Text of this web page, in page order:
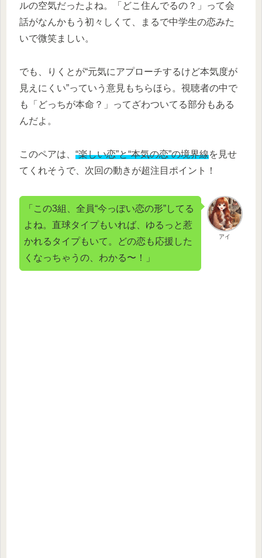
ルの空気だったよね。「どこ住んでるの？」って会
話がなんかもう初々しくて、まるで中学生の恋みた
いで微笑ましい。
でも、りくとが“元気にアプローチするけど本気度が
見えにくい”っていう意見もちらほら。視聴者の中で
も「どっちが本命？」ってざわついてる部分もある
んだよ。
このペアは、 “楽しい恋”と“本気の恋”の境界線を見せ
てくれそうで、次回の動きが超注目ポイント！
アイ
「この3組、全員“今っぽい恋の形”してる
よね。直球タイプもいれば、ゆるっと惹
かれるタイプもいて。どの恋も応援した
くなっちゃうの、わかる〜！」